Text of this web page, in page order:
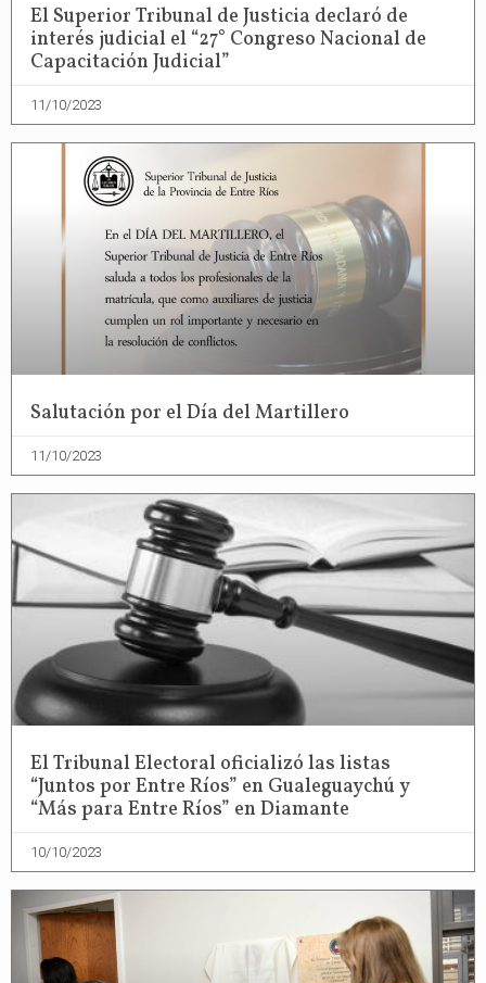
El Superior Tribunal de Justicia declaró de
interés judicial el “27° Congreso Nacional de
Capacitación Judicial”
11/10/2023
Salutación por el Día del Martillero
11/10/2023
El Tribunal Electoral oficializó las listas
“Juntos por Entre Ríos” en Gualeguaychú y
“Más para Entre Ríos” en Diamante
10/10/2023